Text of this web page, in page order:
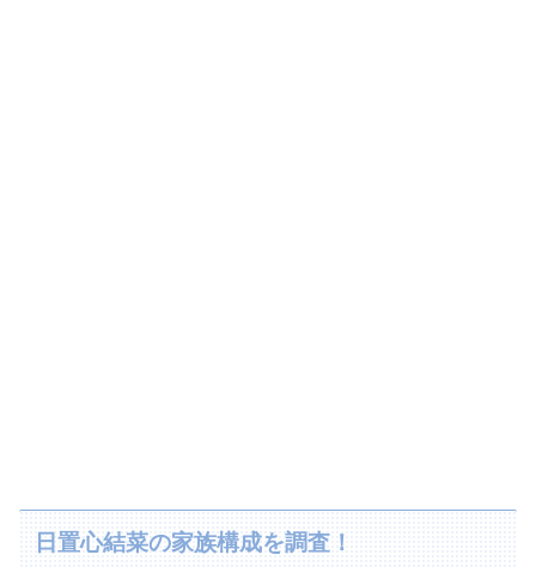
日置心結菜の家族構成を調査！